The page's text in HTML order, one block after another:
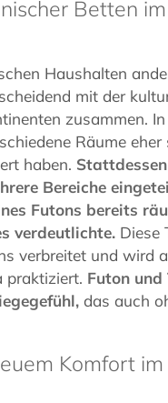
Betten
Haushalten
mit der
zusammen.
Räume
haben.
Bereiche
Futons bereits
verdeutlichte. Diese
verbreitet und wird
praktiziert. Futon
das auch
Komfort